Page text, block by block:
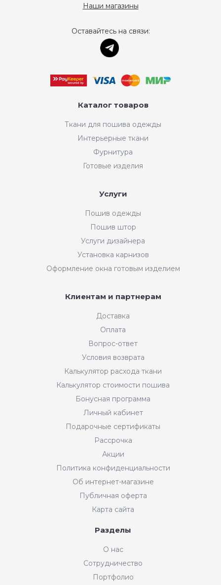
Интернет-магазин "Мир
Добрый день! Готовы Вам
помочь. Напишите нам, если у
Наши магазины
Оставайтесь на связи:
Каталог товаров
Ткани для пошива одежды
Интерьерные ткани
Фурнитура
Готовые изделия
Услуги
Пошив одежды
Пошив штор
Услуги дизайнера
Установка карнизов
Оформление окна готовым изделием
Клиентам и партнерам
Доставка
Оплата
Вопрос-ответ
Условия возврата
Калькулятор расхода ткани
Калькулятор стоимости пошива
Бонусная программа
Личный кабинет
Подарочные сертификаты
Рассрочка
Акции
Политика конфиденциальности
Об интернет-магазине
Публичная оферта
Карта сайта
Разделы
О нас
Сотрудничество
Портфолио